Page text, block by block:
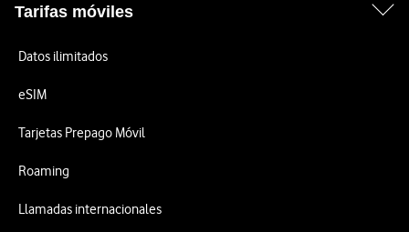
Tarifas móviles
Datos ilimitados
eSIM
Tarjetas Prepago Móvil
Roaming
Llamadas internacionales